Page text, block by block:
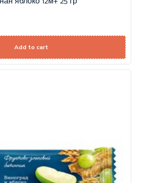
Add to cart